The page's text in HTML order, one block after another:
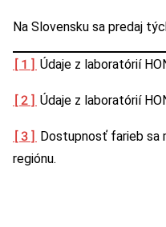
Na Slovensku sa predaj
[1] Údaje z laboratórií
[2] Údaje z laboratórií
[3] Dostupnosť farieb sa
regiónu.